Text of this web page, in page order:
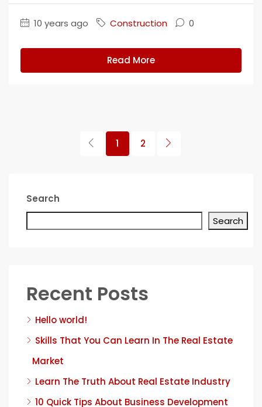
10 years ago Construction 0
Read More
1 2
Search
Search
Recent Posts
Hello world!
Skills That You Can Learn In The Real Estate
Market
Learn The Truth About Real Estate Industry
10 Quick Tips About Business Development